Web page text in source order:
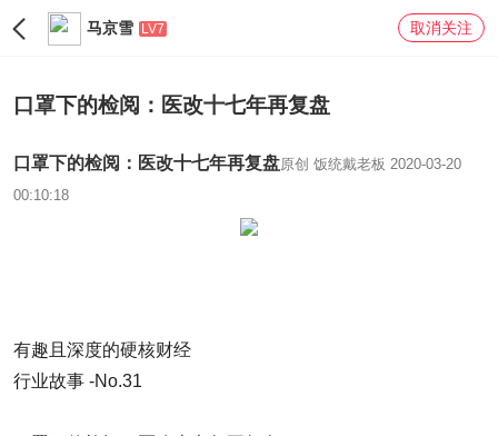
马京雪 LV7 取消关注
口罩下的检阅：医改十七年再复盘
口罩下的检阅：医改十七年再复盘原创 饭统戴老板 2020-03-20
00:10:18
有趣且深度的硬核财经
行业故事 -No.31